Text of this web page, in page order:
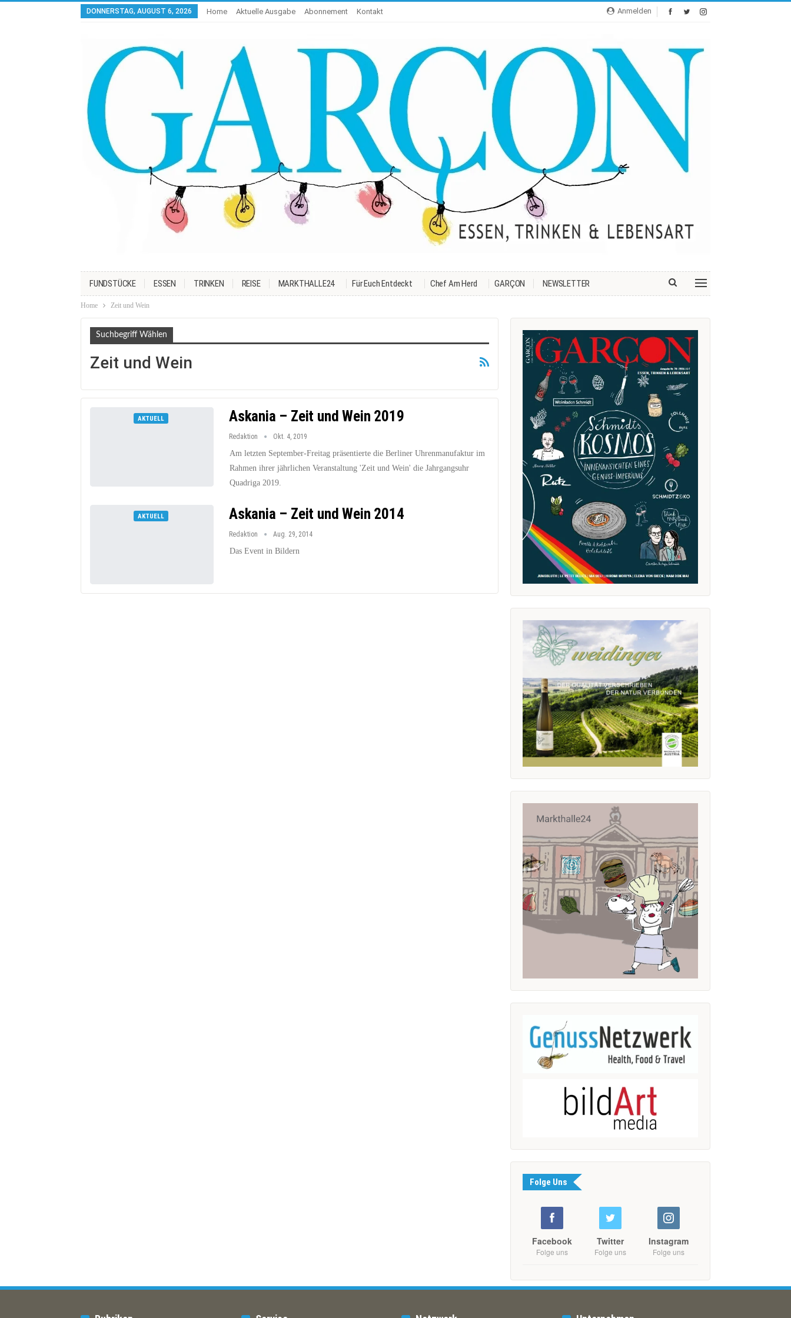
Anmelden
DONNERSTAG, AUGUST 6, 2026 Home Aktuelle Ausgabe Abonnement Kontakt
FUNDSTÜCKE ESSEN TRINKEN REISE MARKTHALLE24 Für Euch Entdeckt Chef Am Herd GARÇON NEWSLETTER
Home Zeit und Wein
Suchbegriff Wählen
Zeit und Wein
AKTUELL Askania – Zeit und Wein 2019
Redaktion Okt. 4, 2019
Am letzten September-Freitag präsentierte die Berliner Uhrenmanufaktur im
Rahmen ihrer jährlichen Veranstaltung 'Zeit und Wein' die Jahrgangsuhr
Quadriga 2019.
AKTUELL Askania – Zeit und Wein 2014
Redaktion Aug. 29, 2014
Das Event in Bildern
Folge Uns
Facebook
Folge uns
Twitter
Folge uns
Instagram
Folge uns